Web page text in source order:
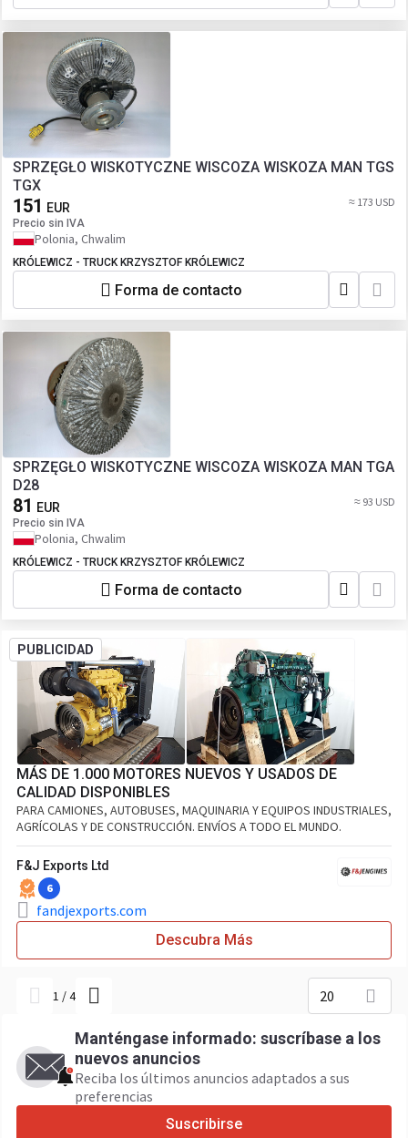
SPRZĘGŁO WISKOTYCZNE WISCOZA WISKOZA MAN TGS
TGX
151 EUR
Precio sin IVA
≈ 173 USD
Polonia, Chwalim
KRÓLEWICZ - TRUCK KRZYSZTOF KRÓLEWICZ
Forma de contacto
SPRZĘGŁO WISKOTYCZNE WISCOZA WISKOZA MAN TGA
D28
81 EUR
Precio sin IVA
≈ 93 USD
Polonia, Chwalim
KRÓLEWICZ - TRUCK KRZYSZTOF KRÓLEWICZ
Forma de contacto
PUBLICIDAD
MÁS DE 1.000 MOTORES NUEVOS Y USADOS DE
CALIDAD DISPONIBLES
PARA CAMIONES, AUTOBUSES, MAQUINARIA Y EQUIPOS INDUSTRIALES,
AGRÍCOLAS Y DE CONSTRUCCIÓN. ENVÍOS A TODO EL MUNDO.
F&J Exports Ltd
6
fandjexports.com
Descubra Más
1 /4 20
Manténgase informado: suscríbase a los
nuevos anuncios
Reciba los últimos anuncios adaptados a sus
preferencias
Suscribirse